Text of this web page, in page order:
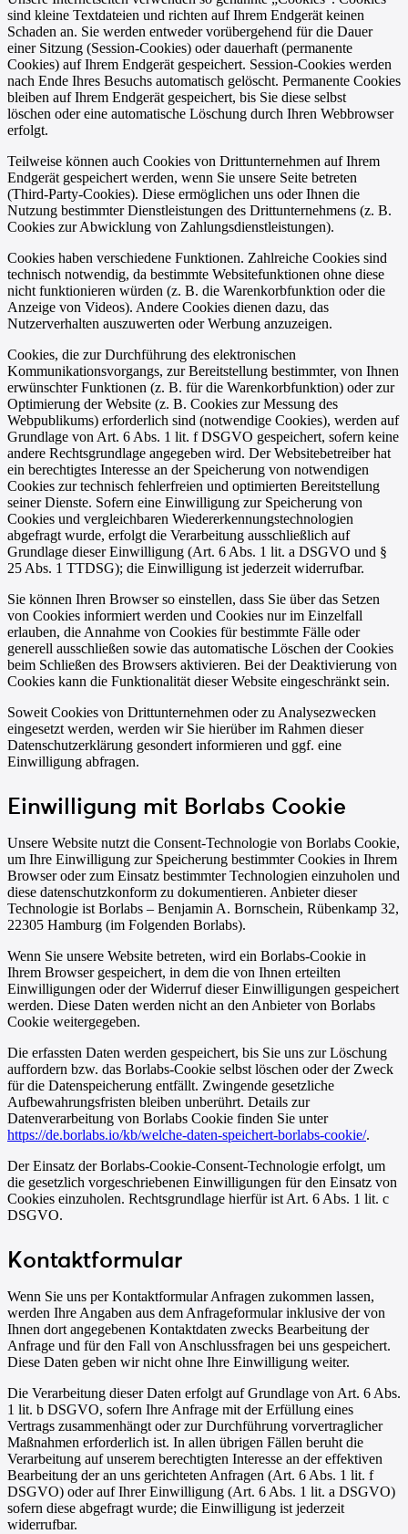
sind kleine Textdateien und richten auf Ihrem Endgerät keinen
Schaden an. Sie werden entweder vorübergehend für die Dauer
einer Sitzung (Session-Cookies) oder dauerhaft (permanente
Cookies) auf Ihrem Endgerät gespeichert. Session-Cookies werden
nach Ende Ihres Besuchs automatisch gelöscht. Permanente Cookies
bleiben auf Ihrem Endgerät gespeichert, bis Sie diese selbst
löschen oder eine automatische Löschung durch Ihren Webbrowser
erfolgt.
Teilweise können auch Cookies von Drittunternehmen auf Ihrem
Endgerät gespeichert werden, wenn Sie unsere Seite betreten
(Third-Party-Cookies). Diese ermöglichen uns oder Ihnen die
Nutzung bestimmter Dienstleistungen des Drittunternehmens (z. B.
Cookies zur Abwicklung von Zahlungsdienstleistungen).
Cookies haben verschiedene Funktionen. Zahlreiche Cookies sind
technisch notwendig, da bestimmte Websitefunktionen ohne diese
nicht funktionieren würden (z. B. die Warenkorbfunktion oder die
Anzeige von Videos). Andere Cookies dienen dazu, das
Nutzerverhalten auszuwerten oder Werbung anzuzeigen.
Cookies, die zur Durchführung des elektronischen
Kommunikationsvorgangs, zur Bereitstellung bestimmter, von Ihnen
erwünschter Funktionen (z. B. für die Warenkorbfunktion) oder zur
Optimierung der Website (z. B. Cookies zur Messung des
Webpublikums) erforderlich sind (notwendige Cookies), werden auf
Grundlage von Art. 6 Abs. 1 lit. f DSGVO gespeichert, sofern keine
andere Rechtsgrundlage angegeben wird. Der Websitebetreiber hat
ein berechtigtes Interesse an der Speicherung von notwendigen
Cookies zur technisch fehlerfreien und optimierten Bereitstellung
seiner Dienste. Sofern eine Einwilligung zur Speicherung von
Cookies und vergleichbaren Wiedererkennungstechnologien
abgefragt wurde, erfolgt die Verarbeitung ausschließlich auf
Grundlage dieser Einwilligung (Art. 6 Abs. 1 lit. a DSGVO und §
25 Abs. 1 TTDSG); die Einwilligung ist jederzeit widerrufbar.
Sie können Ihren Browser so einstellen, dass Sie über das Setzen
von Cookies informiert werden und Cookies nur im Einzelfall
erlauben, die Annahme von Cookies für bestimmte Fälle oder
generell ausschließen sowie das automatische Löschen der Cookies
beim Schließen des Browsers aktivieren. Bei der Deaktivierung von
Cookies kann die Funktionalität dieser Website eingeschränkt sein.
Soweit Cookies von Drittunternehmen oder zu Analysezwecken
eingesetzt werden, werden wir Sie hierüber im Rahmen dieser
Datenschutzerklärung gesondert informieren und ggf. eine
Einwilligung abfragen.
Einwilligung mit Borlabs Cookie
Unsere Website nutzt die Consent-Technologie von Borlabs Cookie,
um Ihre Einwilligung zur Speicherung bestimmter Cookies in Ihrem
Browser oder zum Einsatz bestimmter Technologien einzuholen und
diese datenschutzkonform zu dokumentieren. Anbieter dieser
Technologie ist Borlabs – Benjamin A. Bornschein, Rübenkamp 32,
22305 Hamburg (im Folgenden Borlabs).
Wenn Sie unsere Website betreten, wird ein Borlabs-Cookie in
Ihrem Browser gespeichert, in dem die von Ihnen erteilten
Einwilligungen oder der Widerruf dieser Einwilligungen gespeichert
werden. Diese Daten werden nicht an den Anbieter von Borlabs
Cookie weitergegeben.
Die erfassten Daten werden gespeichert, bis Sie uns zur Löschung
auffordern bzw. das Borlabs-Cookie selbst löschen oder der Zweck
für die Datenspeicherung entfällt. Zwingende gesetzliche
Aufbewahrungsfristen bleiben unberührt. Details zur
Datenverarbeitung von Borlabs Cookie finden Sie unter
https://de.borlabs.io/kb/welche-daten-speichert-borlabs-cookie/.
Der Einsatz der Borlabs-Cookie-Consent-Technologie erfolgt, um
die gesetzlich vorgeschriebenen Einwilligungen für den Einsatz von
Cookies einzuholen. Rechtsgrundlage hierfür ist Art. 6 Abs. 1 lit. c
DSGVO.
Kontaktformular
Wenn Sie uns per Kontaktformular Anfragen zukommen lassen,
werden Ihre Angaben aus dem Anfrageformular inklusive der von
Ihnen dort angegebenen Kontaktdaten zwecks Bearbeitung der
Anfrage und für den Fall von Anschlussfragen bei uns gespeichert.
Diese Daten geben wir nicht ohne Ihre Einwilligung weiter.
Die Verarbeitung dieser Daten erfolgt auf Grundlage von Art. 6 Abs.
1 lit. b DSGVO, sofern Ihre Anfrage mit der Erfüllung eines
Vertrags zusammenhängt oder zur Durchführung vorvertraglicher
Maßnahmen erforderlich ist. In allen übrigen Fällen beruht die
Verarbeitung auf unserem berechtigten Interesse an der effektiven
Bearbeitung der an uns gerichteten Anfragen (Art. 6 Abs. 1 lit. f
DSGVO) oder auf Ihrer Einwilligung (Art. 6 Abs. 1 lit. a DSGVO)
sofern diese abgefragt wurde; die Einwilligung ist jederzeit
widerrufbar.